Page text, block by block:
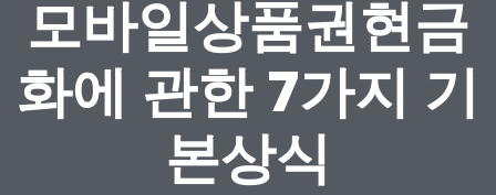
모바일상품권현금
화에 관한 7가지 기
본상식